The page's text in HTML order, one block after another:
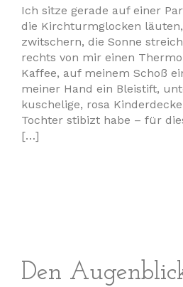
Ich sitze gerade auf einer
die Kirchturmglocken läuten,
zwitschern, die Sonne
rechts von mir einen
Kaffee, auf meinem Schoß
meiner Hand ein Bleistift,
kuschelige, rosa
Tochter stibizt habe – für
[…]
Den